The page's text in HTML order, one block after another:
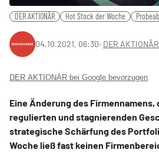
DER AKTIONÄR Hot Stock der Woche
04.10.2021, 06:30‧ DER AKTIONÄR
DER AKTIONÄR bei Google bevorzugen
Eine Änderung des
regulierten und stagnierenden
strategische Schärfung des
Woche ließ fast keinen